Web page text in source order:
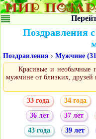
Поздравления
Поздравления › Мужчине
Красивые и необычные
мужчине от близких, друзей
33 года
34 года
36 лет
37 лет
43 года
39 лет